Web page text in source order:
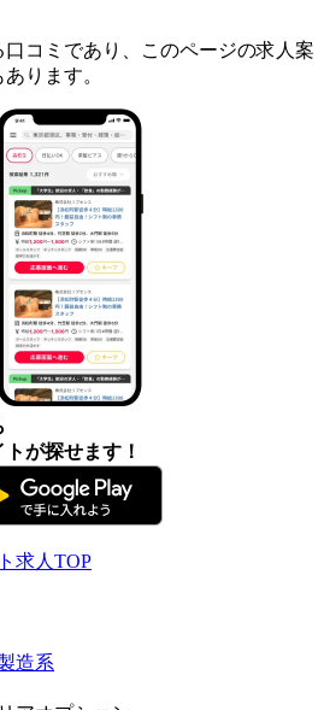
コミであり、このページの求人案
ります。
が探せます！
求人TOP
造系